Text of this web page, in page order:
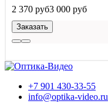
2 370 руб3 000 руб
Заказать
+7 901 430-33-55
info@optika-video.ru